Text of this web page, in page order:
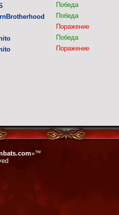
Победа
Победа
Поражение
Победа
Поражение
»™